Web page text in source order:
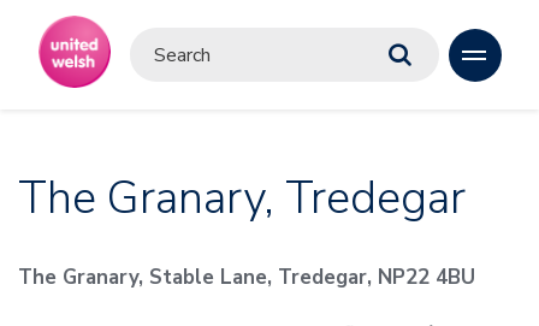
The Granary, Tredegar
The Granary, Stable Lane, Tredegar, NP22 4BU